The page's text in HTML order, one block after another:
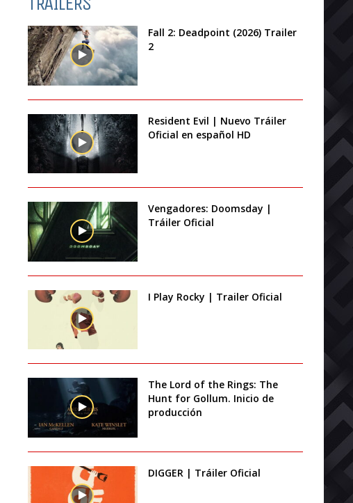
Fall 2: Deadpoint (2026) Trailer
2
Resident Evil | Nuevo Tráiler
Oficial en español HD
Vengadores: Doomsday |
Tráiler Oficial
I Play Rocky | Trailer Oficial
The Lord of the Rings: The
Hunt for Gollum. Inicio de
producción
DIGGER | Tráiler Oficial